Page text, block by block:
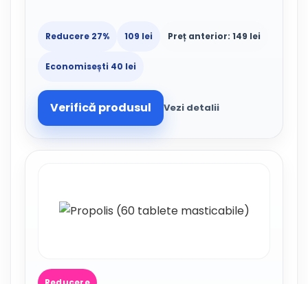
Reducere 27% 109 lei Preț anterior: 149 lei
Economisești 40 lei
Verifică produsul Vezi detalii